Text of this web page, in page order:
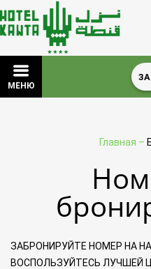
МЕНЮ
Главная –
ЗАБРОНИРУЙТЕ НОМЕР НА
ВОСПОЛЬЗУЙТЕСЬ ЛУЧШЕЙ